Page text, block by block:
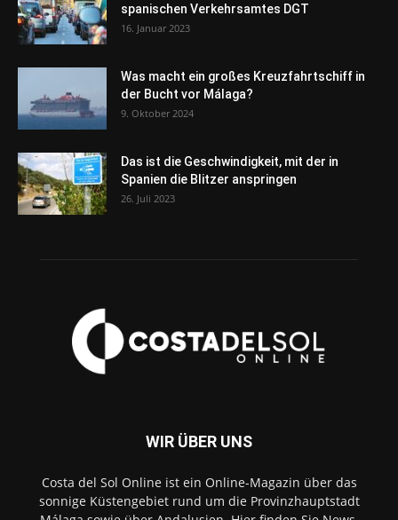
spanischen Verkehrsamtes DGT
16. Januar 2023
Was macht ein großes Kreuzfahrtschiff in
der Bucht vor Málaga?
9. Oktober 2024
Das ist die Geschwindigkeit, mit der in
Spanien die Blitzer anspringen
26. Juli 2023
WIR ÜBER UNS
Costa del Sol Online ist ein Online-Magazin über das
sonnige Küstengebiet rund um die Provinzhauptstadt